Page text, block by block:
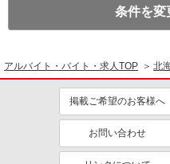
条件を変
アルバイト・バイト・求人TOP 北
掲載ご希望のお客様へ
お問い合わせ